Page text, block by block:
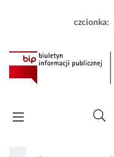
czcionka: